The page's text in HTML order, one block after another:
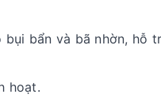
bẩn và bã nhờn, hỗ
hoạt.